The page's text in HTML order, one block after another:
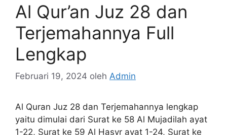
Al Qur’an Juz 28 dan
Terjemahannya Full
Lengkap
Februari 19, 2024 oleh Admin
Al Quran Juz 28 dan Terjemahannya lengkap
yaitu dimulai dari Surat ke 58 Al Mujadilah ayat
1-22, Surat ke 59 Al Hasyr ayat 1-24, Surat ke